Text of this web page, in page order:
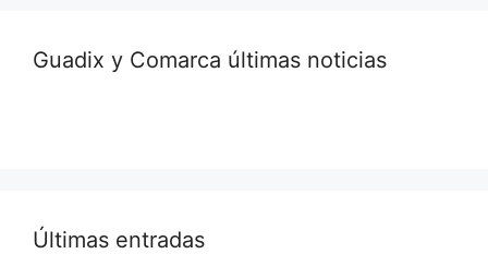
Guadix y Comarca últimas noticias
Últimas entradas